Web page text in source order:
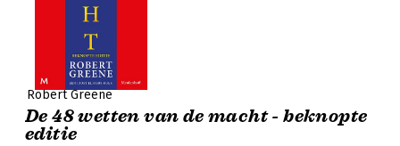
Robert Greene
De 48 wetten van de macht - beknopte
editie